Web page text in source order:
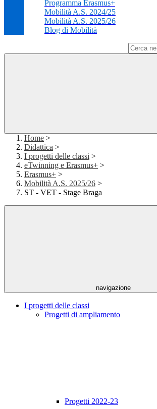
Programma Erasmus+
Mobilità A.S. 2024/25
Mobilità A.S. 2025/26
Blog di Mobilità
Home >
Didattica >
I progetti delle classi >
eTwinning e Erasmus+ >
Erasmus+ >
Mobilità A.S. 2025/26 >
ST - VET - Stage Braga
navigazione
I progetti delle classi
Progetti di ampliamento
Progetti 2022-23